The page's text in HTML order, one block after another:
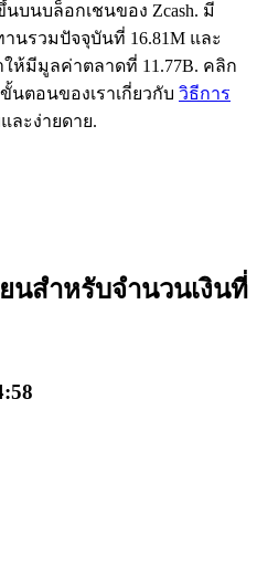
ลกำไรและค่าคอมมิชชั่นการคัด
บนบล็อกเชนของ Zcash. มี
นรวมปัจจุบันที่ 16.81M และ
ห้มีมูลค่าตลาดที่ 11.77B. คลิก
ตอนของเราเกี่ยวกับ วิธีการ
ละง่ายดาย.
นสำหรับจำนวนเงินที่